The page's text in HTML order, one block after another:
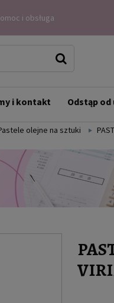
i obsługa
i kontakt Odstąp
olejne na sztuki